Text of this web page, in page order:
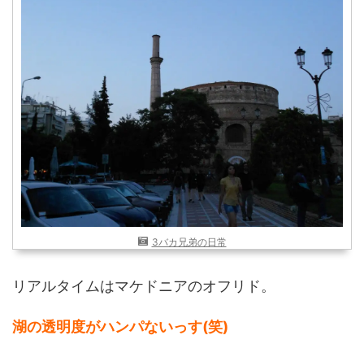
Web・ガジェット
スマホ・タブレット
PC・インターネット
ポケモンGO
AND OR
検索
3バカ兄弟の日常
リアルタイムはマケドニアのオフリド。
湖の透明度がハンパないっす(笑)